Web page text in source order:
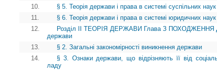
10.
§ 5. Теорія держави і права в системі суспільних наук
11.
§ 6. Теорія держави і права в системі юридичних наук
12.
Розділ II ТЕОРІЯ ДЕРЖАВИ Глава З ПОХОДЖЕННЯ
держави
13.
§ 2. Загальні закономірності виникнення держави
14.
§ 3. Ознаки держави, що відрізняють її від
ладу